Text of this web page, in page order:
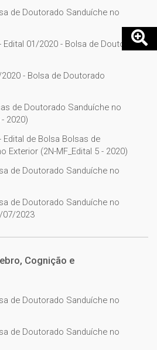
de Doutorado Sanduíche no
01/2020 - Bolsa de Doutorado
- Bolsa de Doutorado
de Doutorado Sanduíche no
2020)
de Bolsa Bolsas de
Exterior (2N-MF_Edital 5 - 2020)
de Doutorado Sanduíche no
de Doutorado Sanduíche no
07/2023
Cognição e
de Doutorado Sanduíche no
de Doutorado Sanduíche no